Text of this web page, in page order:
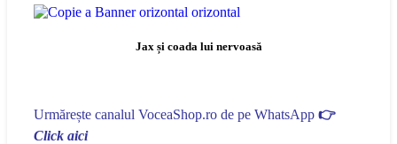
Jax și coada lui nervoasă
Urmărește canalul VoceaShop.ro de pe WhatsApp 👉
Click aici